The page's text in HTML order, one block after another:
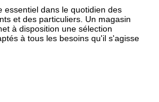
essentiel dans le quotidien des
et des particuliers. Un magasin
à disposition une sélection
à tous les besoins qu'il s'agisse